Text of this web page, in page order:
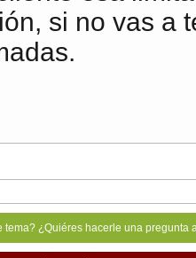
si no vas a
tema? ¿Quiéres hacerle una